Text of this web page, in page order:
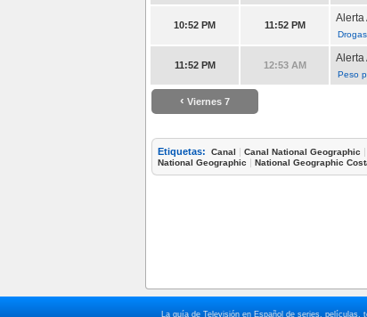
10:52 PM 11:52 PM
Alerta
11:52 PM 12:53 AM
Alerta
Peso
‹ Viernes 7
Etiquetas: Canal | Canal National Geographic |
National Geographic | National Geographic
La guía de Televisión en Español de series,